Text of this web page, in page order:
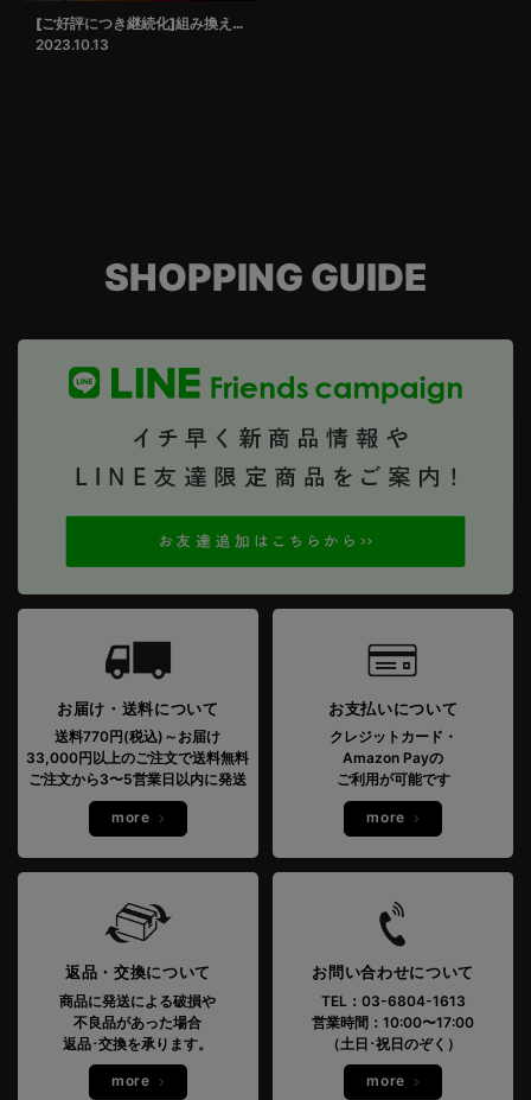
[ご好評につき継続化]組み換えサービス
2023.10.13
SHOPPING GUIDE
お届け・送料について
送料770円(税込)～お届け
33,000円以上のご注文で送料無料
ご注文から3〜5営業日以内に発送
more
お支払いについて
クレジットカード・
Amazon Payの
ご利用が可能です
more
返品・交換について
商品に発送による破損や
不良品があった場合
返品･交換を承ります。
more
お問い合わせについて
TEL：03-6804-1613
営業時間：10:00〜17:00
（土日･祝日のぞく）
more